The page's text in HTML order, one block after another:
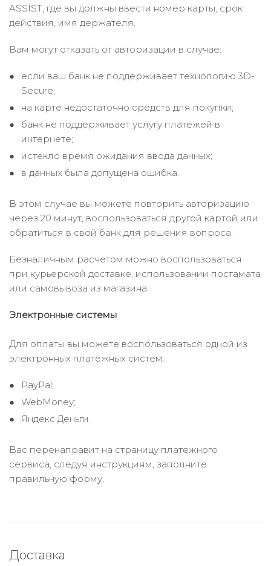
ASSIST, где вы должны ввести номер карты, срок
действия, имя держателя.
Вам могут отказать от авторизации в случае:
если ваш банк не поддерживает технологию 3D-
Secure;
на карте недостаточно средств для покупки;
банк не поддерживает услугу платежей в
интернете;
истекло время ожидания ввода данных;
в данных была допущена ошибка.
В этом случае вы можете повторить авторизацию
через 20 минут, воспользоваться другой картой или
обратиться в свой банк для решения вопроса.
Безналичным расчётом можно воспользоваться
при курьерской доставке, использовании постамата
или самовывоза из магазина.
Электронные системы
Для оплаты вы можете воспользоваться одной из
электронных платёжных систем:
PayPal;
WebMoney;
Яндекс.Деньги.
Вас перенаправит на страницу платежного
сервиса, следуя инструкциям, заполните
правильную форму.
Доставка